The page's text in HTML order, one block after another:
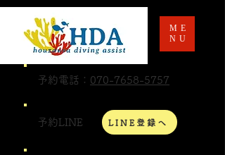
予約電話： 070-7658-5757
予約LINE LINE登録へ
ME
NU